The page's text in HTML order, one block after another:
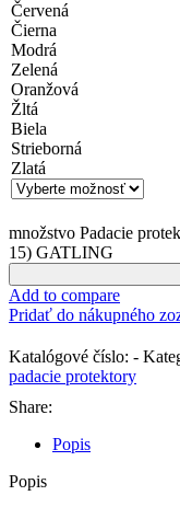
Červená
Čierna
Modrá
Zelená
Oranžová
Žltá
Biela
Strieborná
Zlatá
množstvo Padacie
15) GATLING
Add to compare
Pridať do nákupného
Katalógové číslo: -
padacie protektory
Share:
Popis
Popis